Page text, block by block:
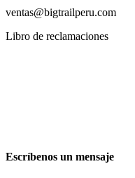
ventas@bigtrailperu.com
Libro de reclamaciones
Escríbenos un mensaje